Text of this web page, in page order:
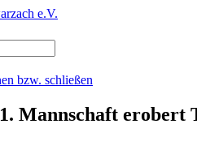
1. Mannschaft erobert